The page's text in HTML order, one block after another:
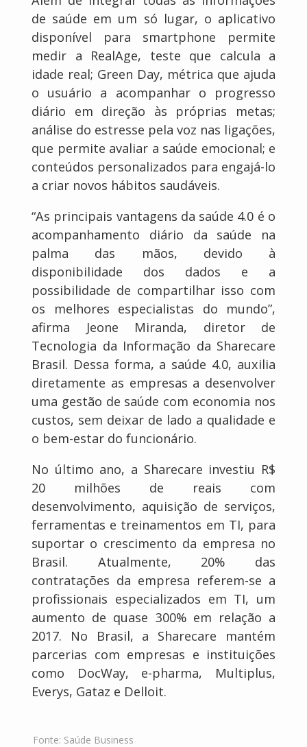
de saúde em um só lugar, o aplicativo
disponível para smartphone permite
medir a RealAge, teste que calcula a
idade real; Green Day, métrica que ajuda
o usuário a acompanhar o progresso
diário em direção às próprias metas;
análise do estresse pela voz nas ligações,
que permite avaliar a saúde emocional; e
conteúdos personalizados para engajá-lo
a criar novos hábitos saudáveis.
“As principais vantagens da saúde 4.0 é o
acompanhamento diário da saúde na
palma das mãos, devido à
disponibilidade dos dados e a
possibilidade de compartilhar isso com
os melhores especialistas do mundo”,
afirma Jeone Miranda, diretor de
Tecnologia da Informação da Sharecare
Brasil. Dessa forma, a saúde 4.0, auxilia
diretamente as empresas a desenvolver
uma gestão de saúde com economia nos
custos, sem deixar de lado a qualidade e
o bem-estar do funcionário.
No último ano, a Sharecare investiu R$
20 milhões de reais com
desenvolvimento, aquisição de serviços,
ferramentas e treinamentos em TI, para
suportar o crescimento da empresa no
Brasil. Atualmente, 20% das
contratações da empresa referem-se a
profissionais especializados em TI, um
aumento de quase 300% em relação a
2017. No Brasil, a Sharecare mantém
parcerias com empresas e instituições
como DocWay, e-pharma, Multiplus,
Everys, Gataz e Delloit.
Fonte: Saúde Business